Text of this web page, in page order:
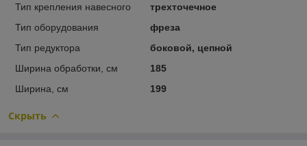
Тип крепления навесного
трехточечное
Тип оборудования
фреза
Тип редуктора
боковой, цепной
Ширина обработки, см
185
Ширина, см
199
Скрыть